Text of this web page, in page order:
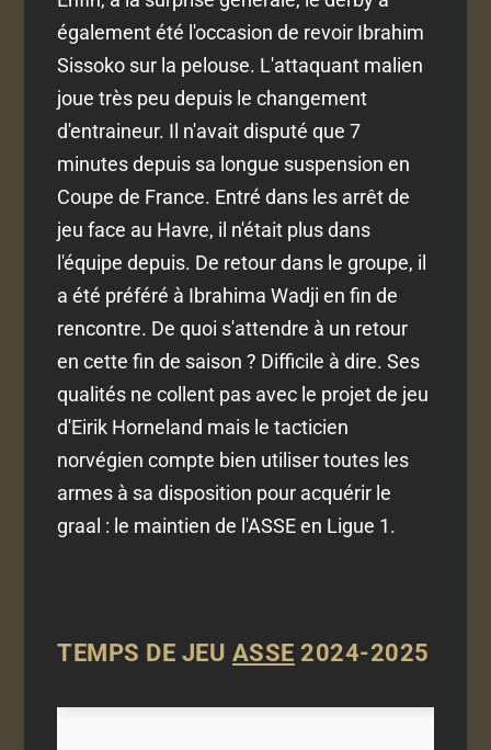
également été l'occasion de revoir Ibrahim
Sissoko sur la pelouse. L'attaquant malien
joue très peu depuis le changement
d'entraineur. Il n'avait disputé que 7
minutes depuis sa longue suspension en
Coupe de France. Entré dans les arrêt de
jeu face au Havre, il n'était plus dans
l'équipe depuis. De retour dans le groupe, il
a été préféré à Ibrahima Wadji en fin de
rencontre. De quoi s'attendre à un retour
en cette fin de saison ? Difficile à dire. Ses
qualités ne collent pas avec le projet de jeu
d'Eirik Horneland mais le tacticien
norvégien compte bien utiliser toutes les
armes à sa disposition pour acquérir le
graal : le maintien de l'ASSE en Ligue 1.
TEMPS DE JEU ASSE 2024-2025